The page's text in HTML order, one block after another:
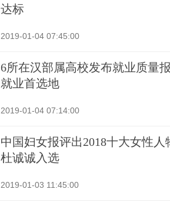
达标
2019-01-04 07:45:00
6所在汉部属高校发布就业质量
就业首选地
2019-01-04 07:14:00
中国妇女报评出2018十大女性人
杜诚诚入选
2019-01-03 11:45:00